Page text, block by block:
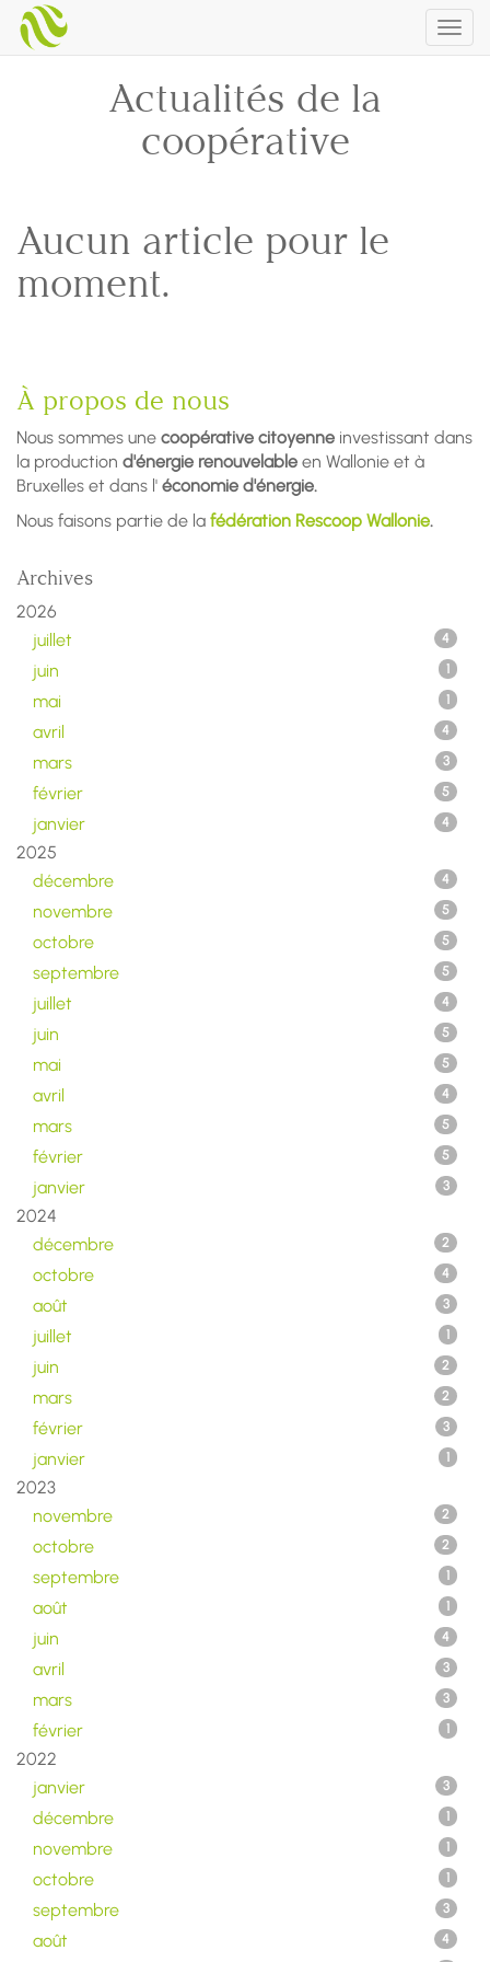
Actualités de la
coopérative
Aucun article pour le
moment.
À propos de nous
Nous sommes une coopérative citoyenne investissant dans
la production d'énergie renouvelable en Wallonie et à
Bruxelles et dans l' économie d'énergie.
Nous faisons partie de la fédération Rescoop Wallonie.
Archives
2026
juillet
4
juin 1
mai 1
avril 4
mars 3
février 5
janvier 4
2025
décembre
4
novembre 5
octobre 5
septembre 5
juillet 4
juin 5
mai 5
avril 4
mars 5
février 5
janvier 3
2024
décembre
2
octobre 4
août 3
juillet 1
juin 2
mars 2
février 3
janvier 1
2023
novembre
2
octobre 2
septembre 1
août 1
juin 4
avril 3
mars 3
février 1
2022
janvier
3
décembre 1
novembre 1
octobre 1
septembre 3
août 4